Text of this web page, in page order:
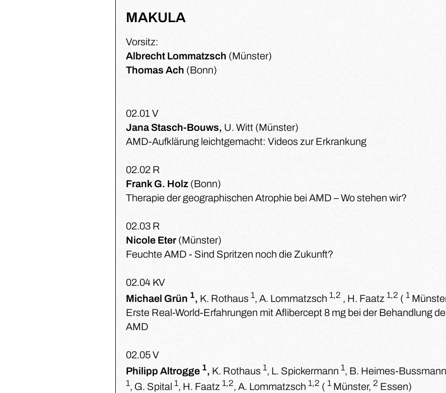
MAKULA
Vorsitz:
Albrecht Lommatzsch (Münster)
Thomas Ach (Bonn)
02.01 V
Jana Stasch-Bouws, U. Witt (Münster)
AMD-Aufklärung leichtgemacht: Videos zur Erkrankung
02.02 R
Frank G. Holz (Bonn)
Therapie der geographischen Atrophie bei AMD – Wo stehen wir?
02.03 R
Nicole Eter (Münster)
Feuchte AMD - Sind Spritzen noch die Zukunft?
02.04 KV
Michael Grün 1, K. Rothaus 1, A. Lommatzsch 1,2 , H. Faatz 1,2 ( 1
Erste Real-World-Erfahrungen mit Aflibercept 8 mg bei der Behandlung
AMD
02.05 V
Philipp Altrogge 1, K. Rothaus 1 , L. Spickermann 1 , B. Heimes-Bussmann
1, G. Spital 1, H. Faatz 1,2, A. Lommatzsch 1,2 ( 1 Münster, 2 Essen)